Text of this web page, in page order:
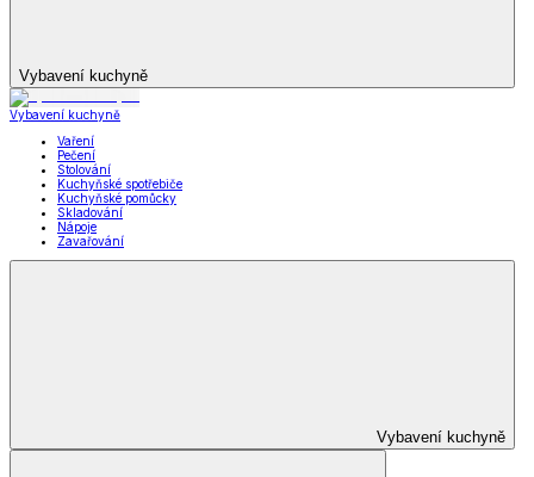
Vybavení kuchyně
Vybavení kuchyně
Vaření
Pečení
Stolování
Kuchyňské spotřebiče
Kuchyňské pomůcky
Skladování
Nápoje
Zavařování
Vybavení kuchyně